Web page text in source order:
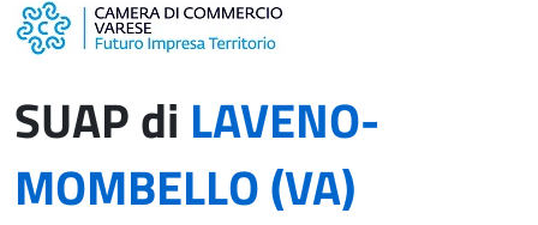
SUAP di LAVENO-
MOMBELLO (VA)